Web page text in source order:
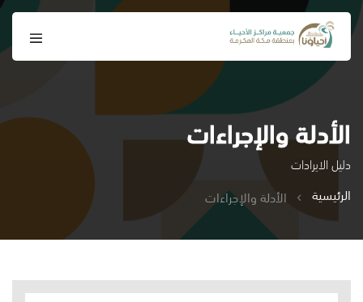
الأدلة والإجراءات
دليل الايرادات
الرئيسية
الأدلة والإجراءات